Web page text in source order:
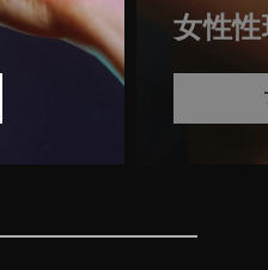
女性